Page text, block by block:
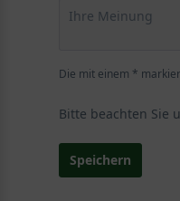
Die mit einem *
Bitte beachten Sie
Speichern